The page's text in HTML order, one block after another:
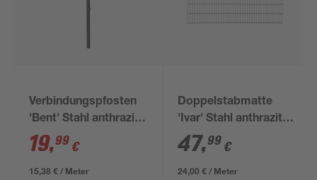
Verbindungspfosten
'Bent' Stahl anthrazit
4 x 4 x 130 cm
19,99 €
15,38 € / Meter
Doppelstabmatte
'Ivar' Stahl anthrazit
200 x 123 cm
47,99 €
24,00 € / Meter